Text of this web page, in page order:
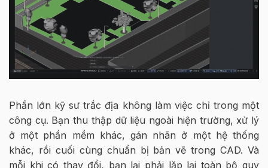
Phần lớn kỹ sư trắc địa không làm việc chỉ trong một
công cụ. Bạn thu thập dữ liệu ngoài hiện trường, xử lý
ở một phần mềm khác, gán nhãn ở một hệ thống
khác, rồi cuối cùng chuẩn bị bản vẽ trong CAD. Và
mỗi khi có thay đổi, bạn lại phải lặp lại toàn bộ quy